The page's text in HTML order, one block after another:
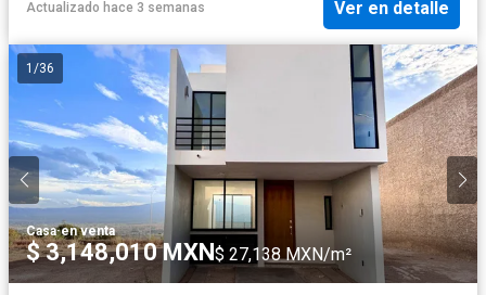
Actualizado hace 3 semanas Ver en detalle
1 /36
Casa·en venta
$ 3,148,010 MXN$ 27,138 MXN/m²